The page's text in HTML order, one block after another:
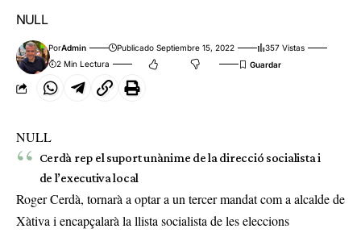
NULL
PorAdmin Publicado Septiembre 15, 2022
357 Vistas
2 Min Lectura
NULL
Cerdà rep el suport unànime de la direcció socialista i
de l’executiva local
Roger Cerdà, tornarà a optar a un tercer mandat com a alcalde de
Xàtiva i encapçalarà la llista socialista de les eleccions